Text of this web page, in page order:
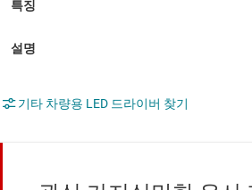
기타 차량용 LED 드라이버 찾기